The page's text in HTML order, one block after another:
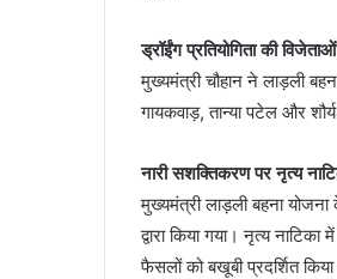
ड्रॉईंग प्रतियोगिता की
मुख्यमंत्री चौहान ने लाड़ली
गायकवाड़, तान्या पटेल और
नारी सशक्तिकरण पर नृत्य
मुख्यमंत्री लाड़ली बहना
द्वारा किया गया। नृत्य
फैसलों को बखूबी प्रदर्शित